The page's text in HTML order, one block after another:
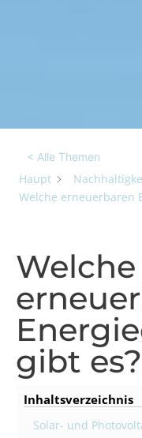
< Alle Themen
Haupt
Welche erneuerbaren
Welche
gibt es?
Inhaltsverzeichnis
Solar- und